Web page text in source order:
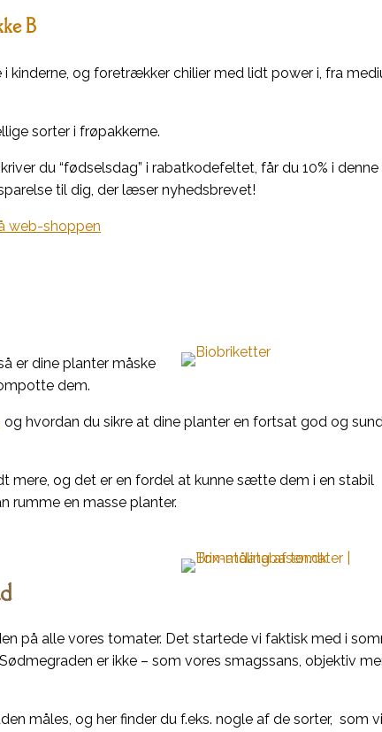
B
kinderne, og foretrækker chilier med lidt power i, fra
sorter i frøpakkerne.
du “fødselsdag” i rabatkodefeltet, får du 10% i denne
til dig, der læser nyhedsbrevet!
web-shoppen
er dine planter måske
dem.
og hvordan du sikre at dine planter en fortsat god og sund
mere, og det er en fordel at kunne sætte dem i en stabil
rumme en masse planter.
på alle vores tomater. Det startede vi faktisk med i
er ikke – som vores smagssans, objektiv
måles, og her finder du f.eks. nogle af de sorter, som